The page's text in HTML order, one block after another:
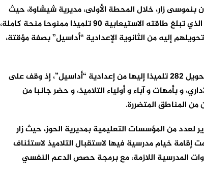
زار، خلال المحطة الأولى، مديرية شيشاوة، حيث
تفقّد مركز الإيواء دار “أكيماخ” بجماعة “أسيف المال”، الذي تبلغ طاقته الاستيعابية 90 تلميذا ممنوحا منحة كاملة،
إليه من الثانوية الإعدادية “أداسيل” بصفة مؤقتة،
كما زار الثانوية الإعدادية “أسيف المال”، التي عرفت تحويل 282 تلميذا إليها من إعدادية “أداسيل”، إذ وقف على
و بأمهات و آباء و أولياء التلاميذ، و حضر جانبا من
من المناطق المتضررة.
لعدد من المؤسسات التعليمية بمديرية الحوز، حيث زار
إقامة خيام مدرسية فيها لاستقبال التلاميذ لاستئناف
المدرسية اللازمة، مع برمجة حصص الدعم النفسي